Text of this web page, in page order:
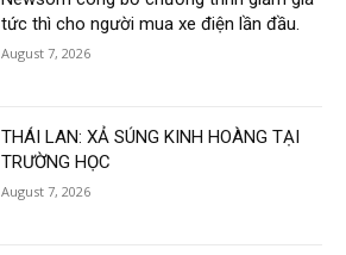
tức thì cho người mua xe điện lần đầu.
August 7, 2026
THÁI LAN: XẢ SÚNG KINH HOÀNG TẠI
TRƯỜNG HỌC
August 7, 2026